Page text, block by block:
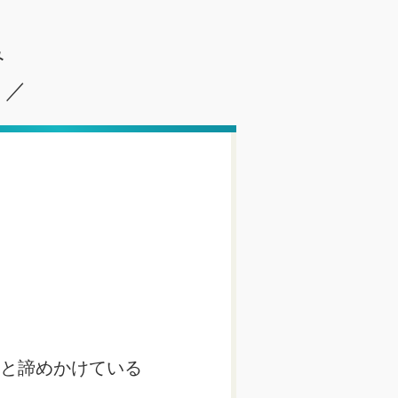
諦めかけている